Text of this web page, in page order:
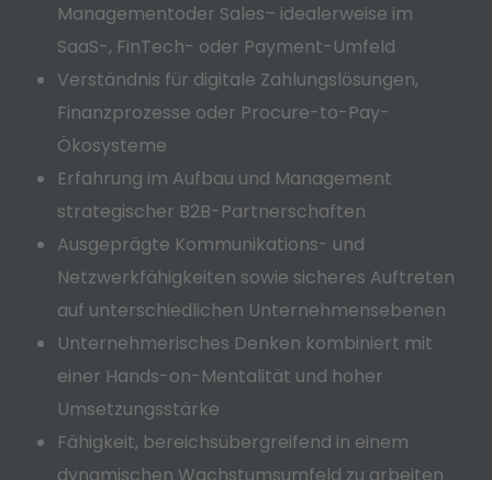
Managementoder Sales– idealerweise im
SaaS-, FinTech- oder Payment-Umfeld
Verständnis für digitale Zahlungslösungen,
Finanzprozesse oder Procure-to-Pay-
Ökosysteme
Erfahrung im Aufbau und Management
strategischer B2B-Partnerschaften
Ausgeprägte Kommunikations- und
Netzwerkfähigkeiten sowie sicheres Auftreten
auf unterschiedlichen Unternehmensebenen
Unternehmerisches Denken kombiniert mit
einer Hands-on-Mentalität und hoher
Umsetzungsstärke
Fähigkeit, bereichsübergreifend in einem